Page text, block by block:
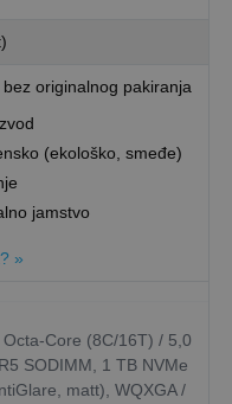
originalnog pakiranja
(ekološko, smeđe)
jamstvo
»
Core (8C/16T) / 5,0
SODIMM, 1 TB NVMe
matt), WQXGA /